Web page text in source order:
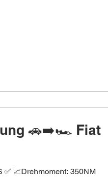
🚗➡️🏎 Fiat
📈Drehmoment: 350NM